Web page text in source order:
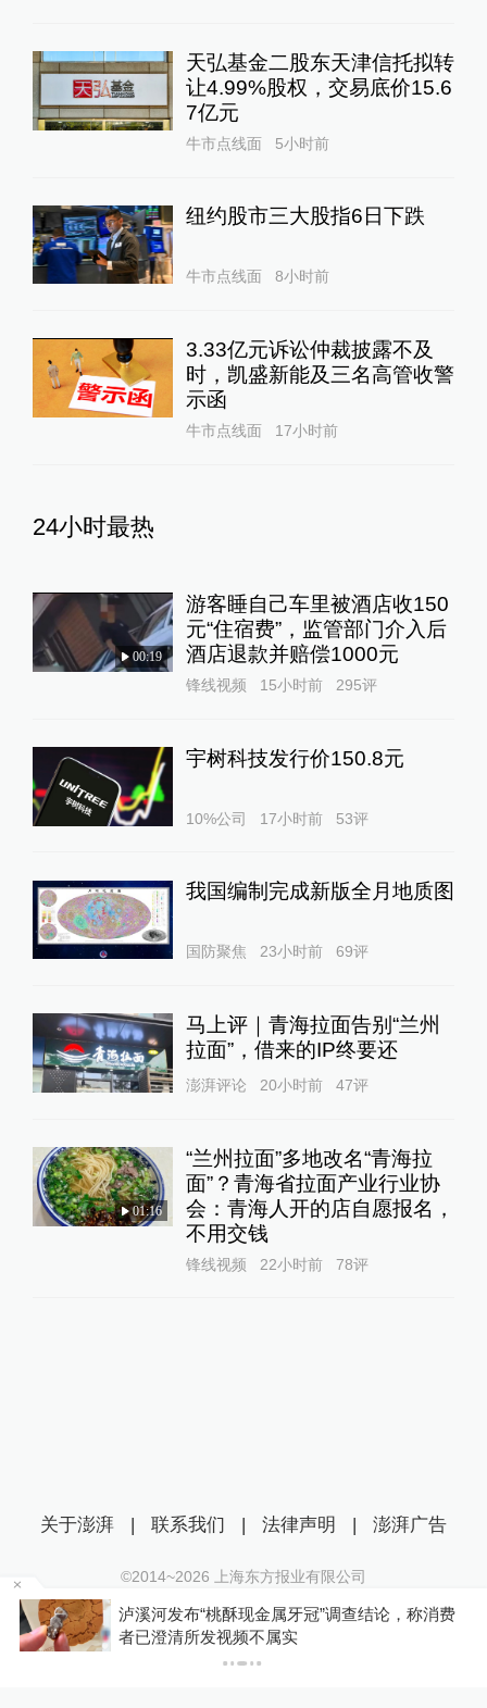
天弘基金二股东天津信托拟转
让4.99%股权，交易底价15.6
7亿元
牛市点线面 5小时前
纽约股市三大股指6日下跌
牛市点线面 8小时前
3.33亿元诉讼仲裁披露不及
时，凯盛新能及三名高管收警
示函
牛市点线面 17小时前
24小时最热
00:19
游客睡自己车里被酒店收150
元“住宿费”，监管部门介入后
酒店退款并赔偿1000元
锋线视频 15小时前 295评
宇树科技发行价150.8元
10%公司 17小时前 53评
我国编制完成新版全月地质图
国防聚焦 23小时前 69评
马上评｜青海拉面告别“兰州
拉面”，借来的IP终要还
澎湃评论 20小时前 47评
01:16
“兰州拉面”多地改名“青海拉
面”？青海省拉面产业行业协
会：青海人开的店自愿报名，
不用交钱
锋线视频 22小时前 78评
泸溪河发布“桃酥现金属牙冠”调查结论，称消费
者已澄清所发视频不属实
关于澎湃 | 联系我们 | 法律声明 | 澎湃广告
©2014~2026 上海东方报业有限公司
沪ICP证：沪B2-20170116 | 沪ICP备14003370号
互联网新闻信息服务许可证：31120170006
沪公网安备 31010602000299号